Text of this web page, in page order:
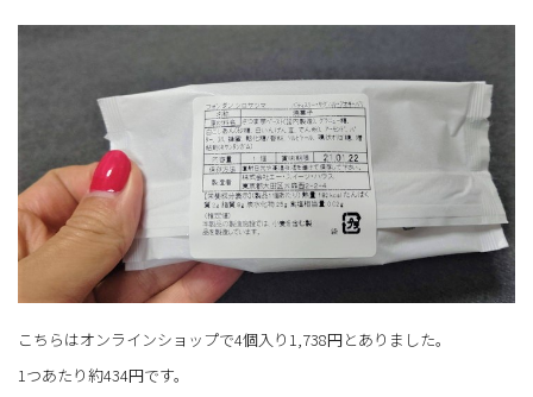
こちらはオンラインショップで4個入り1,738円とありました。
1つあたり約434円です。